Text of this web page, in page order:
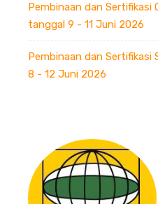
Pembinaan dan Sertifikasi
tanggal 9 - 11 Juni 2026
Pembinaan dan Sertifikasi
8 - 12 Juni 2026